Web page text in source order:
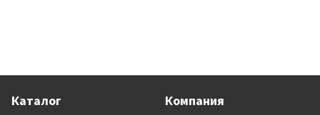
Каталог Компания